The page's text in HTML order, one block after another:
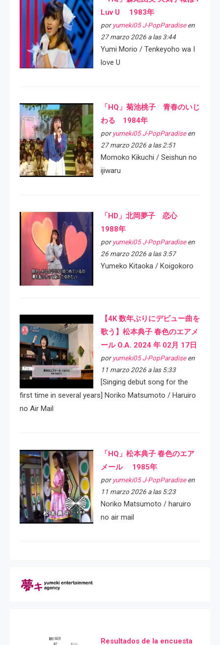
Luv U 1983年
por yumeki05 J-PopParadiseen
27 marzo 2026 a las 3:44
Yumi Morio / Tenkeyoho wa I
love U
「HQ」菊池桃子 青春のいじ
わる 1984年
por yumeki05 J-PopParadiseen
27 marzo 2026 a las 2:51
Momoko Kikuchi / Seishun no
ijiwaru
「HD」北岡夢子 恋心
1988年
por yumeki05 J-PopParadiseen
26 marzo 2026 a las 3:57
Yumeko Kitaoka / Koigokoro
【4K 数年ぶりにデビュー曲を
歌う】松本典子 春色のエアメ
ール O.A. 2024 年 02月 17日
por yumeki05 J-PopParadiseen
11 marzo 2026 a las 5:33
[Singing debut song for the
first time in several years] Noriko Matsumoto / Haruiro
no Air Mail
「HQ」松本典子 春色のエア
メール 1985年
por yumeki05 J-PopParadiseen
11 marzo 2026 a las 5:23
Noriko Matsumoto / haruiro
no air mail
Resultados de la encuesta